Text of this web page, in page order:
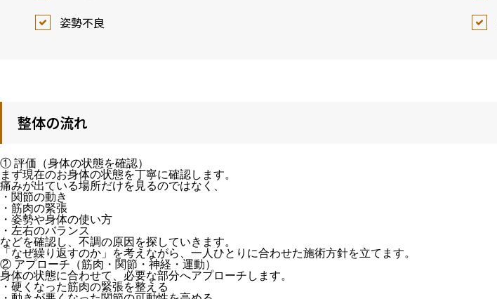
姿勢不良
整体の流れ
① 評価（身体の状態を確認）
まず現在のお身体の状態を丁寧に確認します。
痛みが出ている場所だけを見るのではなく、
・関節の動き
・筋肉の緊張
・姿勢や身体の使い方
・左右のバランス
などを確認し、不調の原因を探していきます。
「なぜ繰り返すのか」を考えながら、一人ひとりに合わせた施術方針を立てます。
② アプローチ（筋肉・関節・神経・運動）
身体の状態に合わせて、必要な部分へアプローチします。
・硬くなった筋肉の緊張を整える